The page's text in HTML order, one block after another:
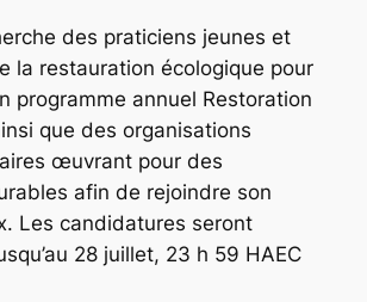
des praticiens jeunes et
la restauration écologique pour
programme annuel Restoration
que des organisations
œuvrant pour des
afin de rejoindre son
Les candidatures seront
28 juillet, 23 h 59 HAEC